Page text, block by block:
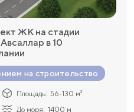
ЖК на стадии
в 10
на строительство
Площадь: 56-130 м²
До моря: 1400 м